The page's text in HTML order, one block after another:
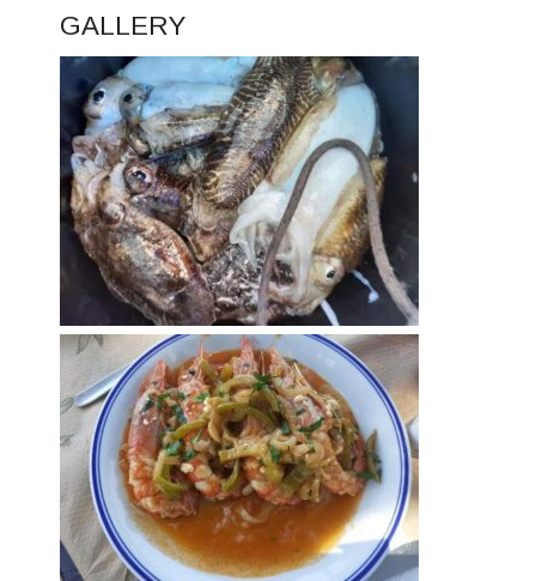
GALLERY